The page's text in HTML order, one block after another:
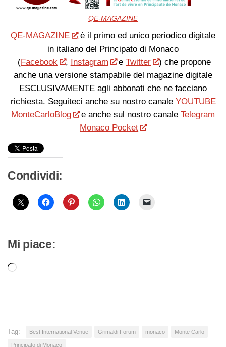
QE-MAGAZINE
QE-MAGAZINE
è il primo ed unico periodico digitale
in italiano del Principato di Monaco
(Facebook , Instagram eTwitter
) che propone
anche una versione stampabile del magazine digitale
ESCLUSIVAMENTE agli abbonati che ne facciano
richiesta. Seguiteci anche su nostro canale YOUTUBE
MonteCarloBlog
e anche sul nostro canaleTelegram
Monaco Pocket
Condividi:
Mi piace:
Caricamento
Tag: Best International Venue Grimaldi Forum monaco Monte Carlo
Principato di Monaco